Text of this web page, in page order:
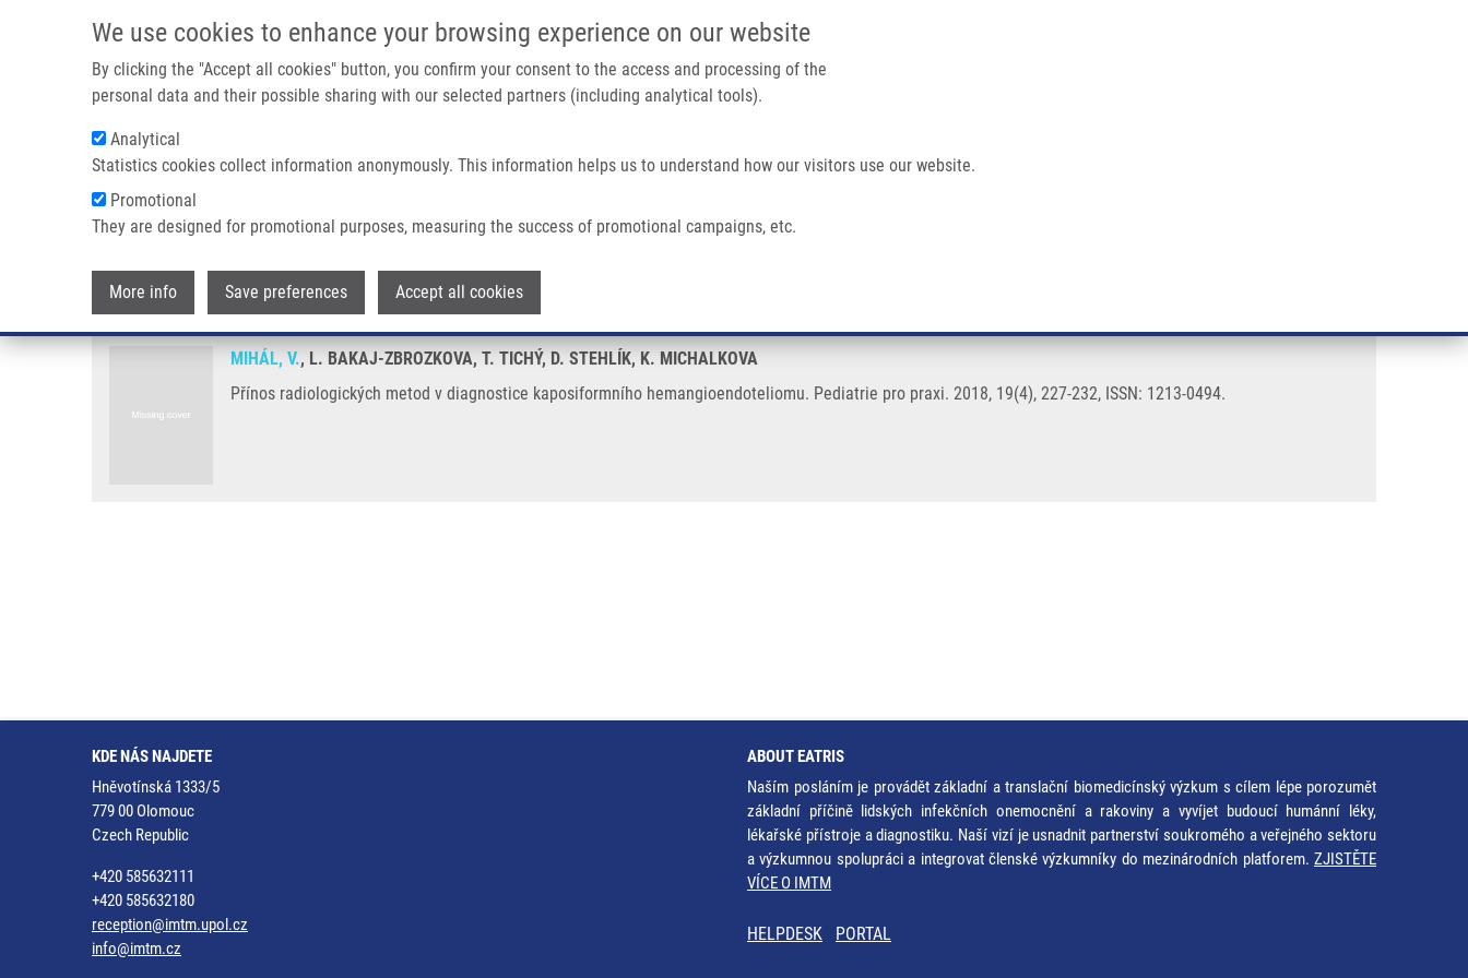
We use cookies to enhance your browsing experience on our website
By clicking the "Accept all cookies" button, you confirm your consent to the access and processing of the
personal data and their possible sharing with our selected partners (including analytical tools).
Analytical
Statistics cookies collect information anonymously. This information helps us to understand how our visitors use our website.
Promotional
They are designed for promotional purposes, measuring the success of promotional campaigns, etc.
More info Save preferences Accept all cookies
IMTM PORTÁL
Main navigation
Drobečková navigace
Domů Přínos Radiologických Metod V Diagnostice Kaposiformního Hemangioendoteliomu
Přínos radiologických metod v diagnostice kaposiformního hemangioendoteliomu
MIHÁL, V., L. BAKAJ-ZBROZKOVA, T. TICHÝ, D. STEHLÍK, K. MICHALKOVA
Přínos radiologických metod v diagnostice kaposiformního hemangioendoteliomu. Pediatrie pro praxi. 2018, 19(4), 227-232, ISSN: 1213-0494.
KDE NÁS NAJDETE
Hněvotínská 1333/5
779 00 Olomouc
Czech Republic
+420 585632111
+420 585632180
reception@imtm.upol.cz
info@imtm.cz
ABOUT EATRIS
Naším posláním je provádět základní a translační biomedicínský výzkum s cílem lépe porozumět
základní příčině lidských infekčních onemocnění a rakoviny a vyvíjet budoucí humánní léky,
lékařské přístroje a diagnostiku. Naší vizí je usnadnit partnerství soukromého a veřejného sektoru
a výzkumnou spolupráci a integrovat členské výzkumníky do mezinárodních platforem. ZJISTĚTE
VÍCE O IMTM
HELPDESK PORTAL